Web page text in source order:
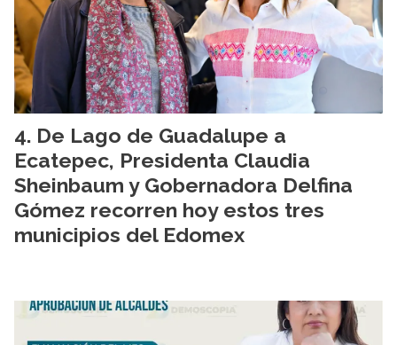
De Lago de Guadalupe a
Ecatepec, Presidenta Claudia
Sheinbaum y Gobernadora Delfina
Gómez recorren hoy estos tres
municipios del Edomex